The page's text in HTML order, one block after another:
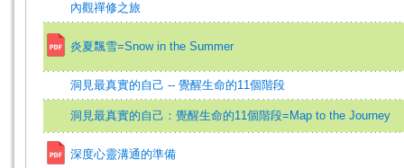
內觀禪修之旅
炎夏飄雪=Snow in the Summer
洞見最真實的自己 -- 覺醒生命的11個階段
洞見最真實的自己：覺醒生命的11個階段=Map to the Journey
深度心靈溝通的準備